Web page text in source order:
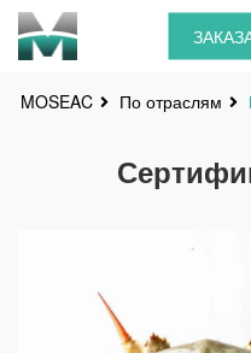
MOSEAC По отраслям